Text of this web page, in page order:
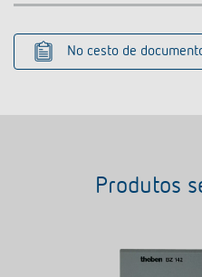
No cesto de
Produtos